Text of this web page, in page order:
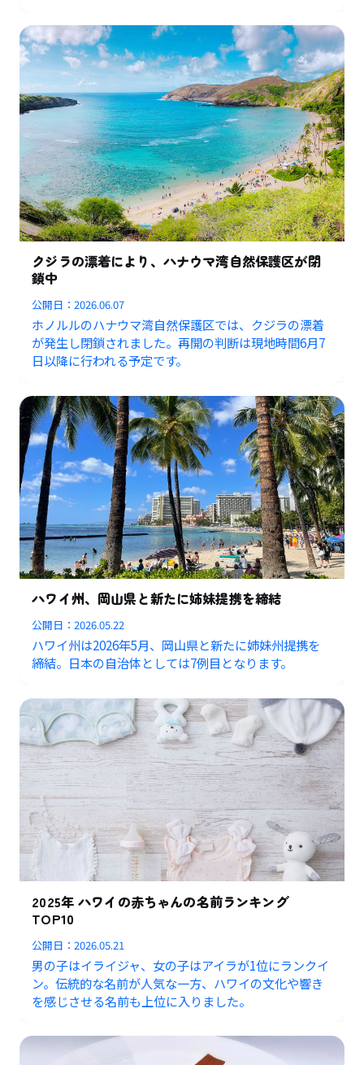
クジラの漂着により、ハナウマ湾自然保護区が閉
鎖中
公開日：2026.06.07
ホノルルのハナウマ湾自然保護区では、クジラの漂着
が発生し閉鎖されました。再開の判断は現地時間6月7
日以降に行われる予定です。
ハワイ州、岡山県と新たに姉妹提携を締結
公開日：2026.05.22
ハワイ州は2026年5月、岡山県と新たに姉妹州提携を
締結。日本の自治体としては7例目となります。
2025年 ハワイの赤ちゃんの名前ランキング
TOP10
公開日：2026.05.21
男の子はイライジャ、女の子はアイラが1位にランクイ
ン。伝統的な名前が人気な一方、ハワイの文化や響き
を感じさせる名前も上位に入りました。